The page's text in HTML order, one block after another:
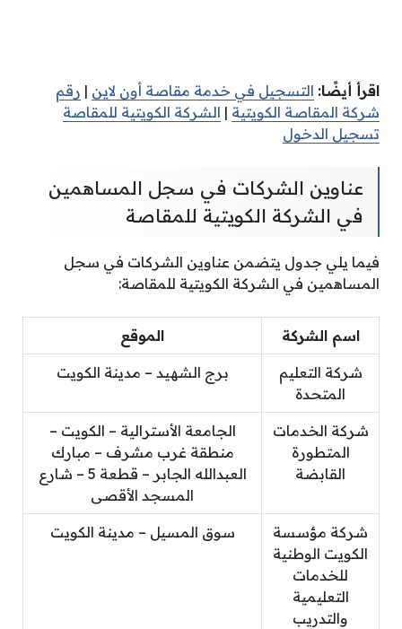
اقرأ أيضًا: التسجيل في خدمة مقاصة أون لاين | رقم
شركة المقاصة الكويتية | الشركة الكويتية للمقاصة
تسجيل الدخول
عناوين الشركات في سجل المساهمين
في الشركة الكويتية للمقاصة
فيما يلي جدول يتضمن عناوين الشركات في سجل
المساهمين في الشركة الكويتية للمقاصة:
اسم الشركة الموقع
شركة التعليم
المتحدة
برج الشهيد – مدينة الكويت
شركة الخدمات
المتطورة
القابضة
الجامعة الأسترالية – الكويت –
منطقة غرب مشرف – مبارك
العبدالله الجابر – قطعة 5 – شارع
المسجد الأقصى
شركة مؤسسة
الكويت الوطنية
للخدمات
التعليمية
والتدريب
سوق المسيل – مدينة الكويت